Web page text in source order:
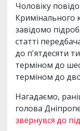
Чоловіку
Кримінального
завідомо
статті
до п'ятдесяти
терміном до
терміном до
Нагадаємо,
голова
звернувся до